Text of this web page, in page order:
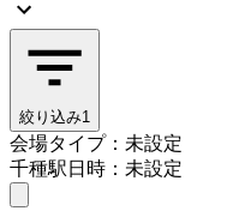
絞り込み1
会場タイプ：未設定
千種駅日時：未設定